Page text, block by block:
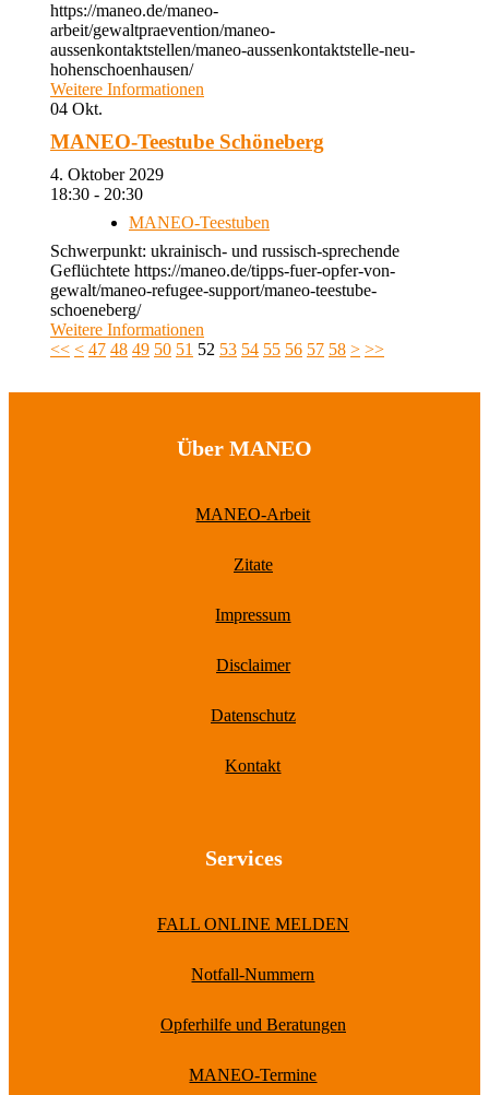
https://maneo.de/maneo-
arbeit/gewaltpraevention/maneo-
aussenkontaktstellen/maneo-aussenkontaktstelle-neu-
hohenschoenhausen/
Weitere Informationen
04 Okt.
MANEO-Teestube Schöneberg
4. Oktober 2029
18:30 - 20:30
MANEO-Teestuben
Schwerpunkt: ukrainisch- und russisch-sprechende
Geflüchtete https://maneo.de/tipps-fuer-opfer-von-
gewalt/maneo-refugee-support/maneo-teestube-
schoeneberg/
Weitere Informationen
<< < 47 48 49 50 51 52 53 54 55 56 57 58 > >>
Über MANEO
MANEO-Arbeit
Zitate
Impressum
Disclaimer
Datenschutz
Kontakt
Services
FALL ONLINE MELDEN
Notfall-Nummern
Opferhilfe und Beratungen
MANEO-Termine